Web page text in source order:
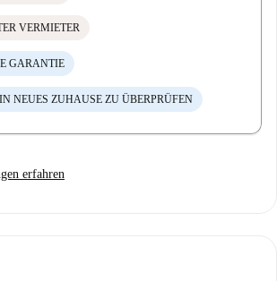
VERMIETER
GARANTIE
NEUES ZUHAUSE ZU ÜBERPRÜFEN
erfahren